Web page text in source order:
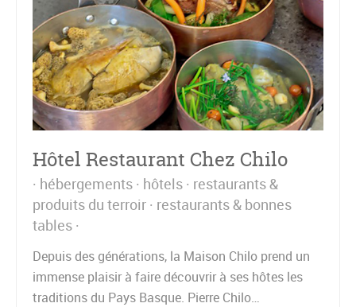
Hôtel Restaurant Chez Chilo
hébergements hôtels restaurants &
produits du terroir restaurants & bonnes
tables
Depuis des générations, la Maison Chilo prend un
immense plaisir à faire découvrir à ses hôtes les
traditions du Pays Basque. Pierre Chilo…